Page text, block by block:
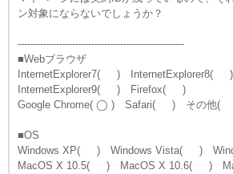
ン対象にならないでしょうか？
----------------------------------------------------
■Webブラウザ
InternetExplorer7( ) InternetExplorer8( )
InternetExplorer9( ) Firefox( )
Google Chrome( ◯ ) Safari( ) その他
■OS
Windows XP( ) Windows Vista( )
MacOS X 10.5( ) MacOS X 10.6( )